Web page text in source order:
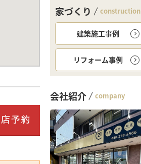
家づくり construction
建築施工事例
リフォーム事例
会社紹介 company